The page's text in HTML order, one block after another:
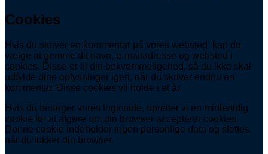
Cookies
Hvis du skriver en kommentar på vores websted, kan du
vælge at gemme dit navn, e-mailadresse og websted i
cookies. Disse er til din bekvemmeligehed, så du ikke skal
udfylde dine oplysninger igen, når du skriver endnu en
kommentar. Disse cookies vil holde i et år.
Hvis du besøger vores loginside, opretter vi en midlertidig
cookie for at afgøre om din browser accepterer cookies.
Denne cookie indeholder ingen personlige data og slettes,
når du lukker din browser.